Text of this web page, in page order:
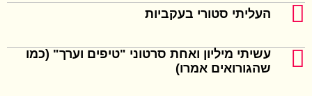
העליתי סטורי בעקביות
עשיתי מיליון ואחת סרטוני "טיפים וערך" (כמו
שהגורואים אמרו)